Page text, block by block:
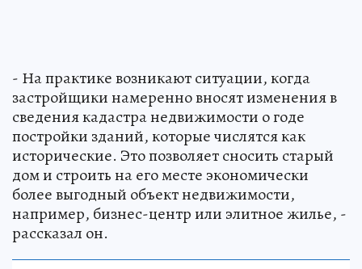
- На практике возникают ситуации, когда
застройщики намеренно вносят изменения в
сведения кадастра недвижимости о годе
постройки зданий, которые числятся как
исторические. Это позволяет сносить старый
дом и строить на его месте экономически
более выгодный объект недвижимости,
например, бизнес-центр или элитное жилье, -
рассказал он.